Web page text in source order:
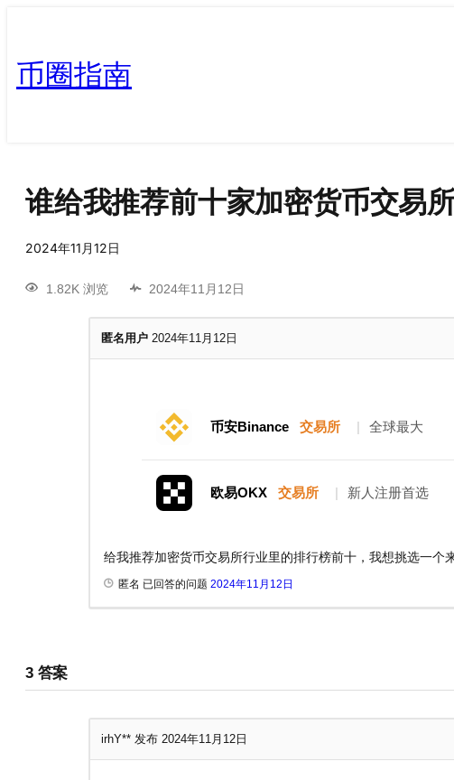
币圈指南
谁给我推荐前十家加密货币交易
2024年11月12日
1.82K 浏览 2024年11月12日
匿名用户 2024年11月12日
币安Binance 交易所 | 全球最大
欧易OKX 交易所 | 新人注册首选
给我推荐加密货币交易所行业里的排行榜前十，我想挑选一个
匿名 已回答的问题 2024年11月12日
3答案
irhY** 发布 2024年11月12日